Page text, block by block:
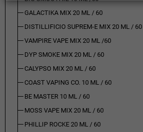
GALACTIKA MIX 20 ML / 60
DISTILLIFICIO SUPREM-E MIX 20 ML / 60
VAMPIRE VAPE MIX 20 ML /60
DYP SMOKE MIX 20 ML / 60
CALYPSO MIX 20 ML / 60
COAST VAPING CO. 10 ML / 60
BE MASTER 10 ML / 60
MOSS VAPE MIX 20 ML / 60
PHILLIP ROCKE 20 ML / 60